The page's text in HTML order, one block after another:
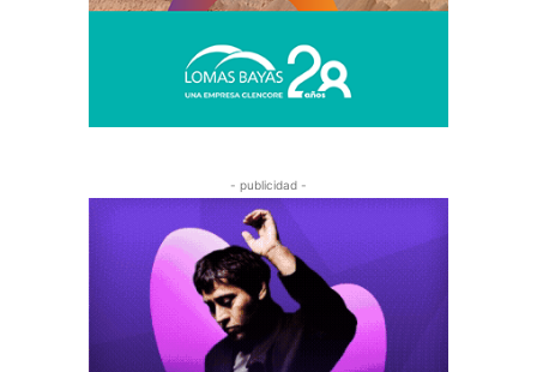
- publicidad -